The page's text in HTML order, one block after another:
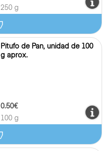
250 g
Pitufo de Pan, unidad de 100
g aprox.
0.50€
100 g